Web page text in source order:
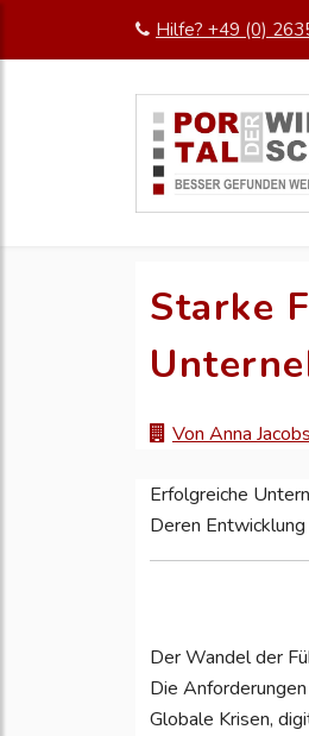
Hilfe? +49 (0)
Starke
Von Anna
Erfolgreiche
Deren
Der Wandel der
Die
Globale Krisen,